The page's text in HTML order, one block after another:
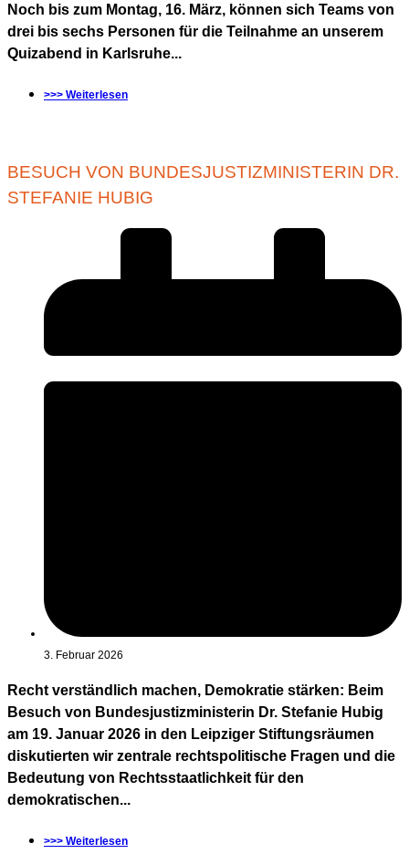
Noch bis zum Montag, 16. März, können sich Teams von
drei bis sechs Personen für die Teilnahme an unserem
Quizabend in Karlsruhe...
>>> Weiterlesen
BESUCH VON BUNDESJUSTIZMINISTERIN DR.
STEFANIE HUBIG
3. Februar 2026
Recht verständlich machen, Demokratie stärken: Beim
Besuch von Bundesjustizministerin Dr. Stefanie Hubig
am 19. Januar 2026 in den Leipziger Stiftungsräumen
diskutierten wir zentrale rechtspolitische Fragen und die
Bedeutung von Rechtsstaatlichkeit für den
demokratischen...
>>> Weiterlesen